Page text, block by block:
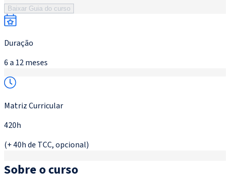
Baixar Guia do curso
Duração
6 a 12 meses
Matriz Curricular
420h
(+ 40h de TCC, opcional)
Sobre o curso